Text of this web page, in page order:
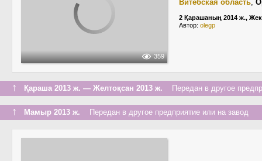
359
Витебская область,
2 Қарашаның 2014 ж.,
Автор: olegp
↑ Қараша 2013 ж. — Желтоқсан 2013 ж. Передан в другое
↑ Мамыр 2013 ж. Передан в другое предприятие или на завод